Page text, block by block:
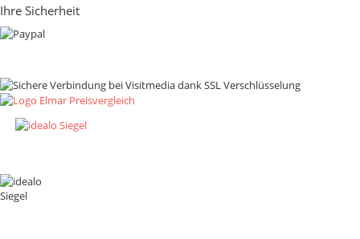
Ihre Sicherheit